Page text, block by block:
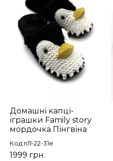
Домашні капці-
іграшки Family story
мордочка Пінгвіна
Код n11-22-31e
1999 грн.